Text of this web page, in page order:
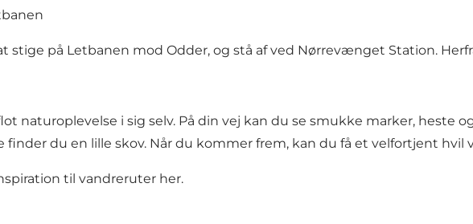
stige på Letbanen mod Odder, og stå af ved Nørrevænget Station.
naturoplevelse i sig selv. På din vej kan du se smukke marker,
du en lille skov. Når du kommer frem, kan du få et velfortjent
til vandreruter her.